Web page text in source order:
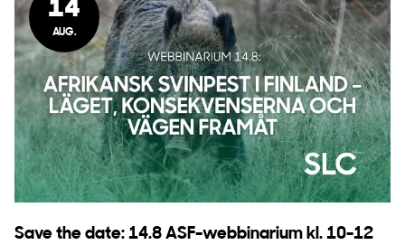
14
AUG.
Save the date: 14.8 ASF-webbinarium kl. 10-12